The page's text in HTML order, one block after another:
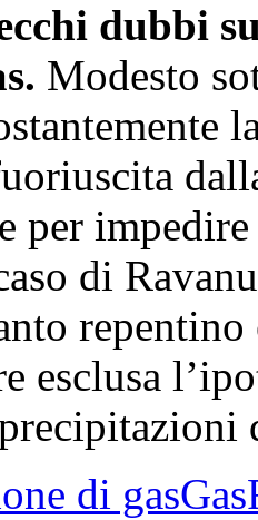
dubbi
Modesto
per
di
esclusa
di gasGas